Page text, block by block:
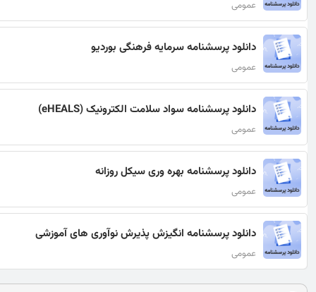
عمومی
دانلود پرسشنامه سرمایه فرهنگی بوردیو
عمومی
دانلود پرسشنامه سواد سلامت الکترونیک (eHEALS)
عمومی
دانلود پرسشنامه بهره وری سیکل روزانه
عمومی
دانلود پرسشنامه انگیزش پذیرش نوآوری های آموزشی
عمومی